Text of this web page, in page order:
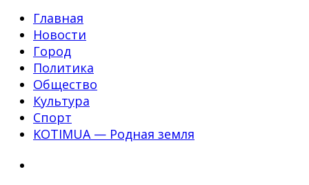
Главная
Новости
Город
Политика
Общество
Культура
Спорт
KOTIMUA — Родная земля